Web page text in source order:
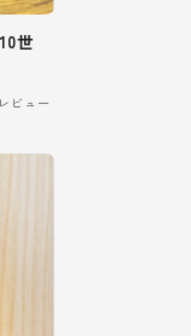
世
ビュー